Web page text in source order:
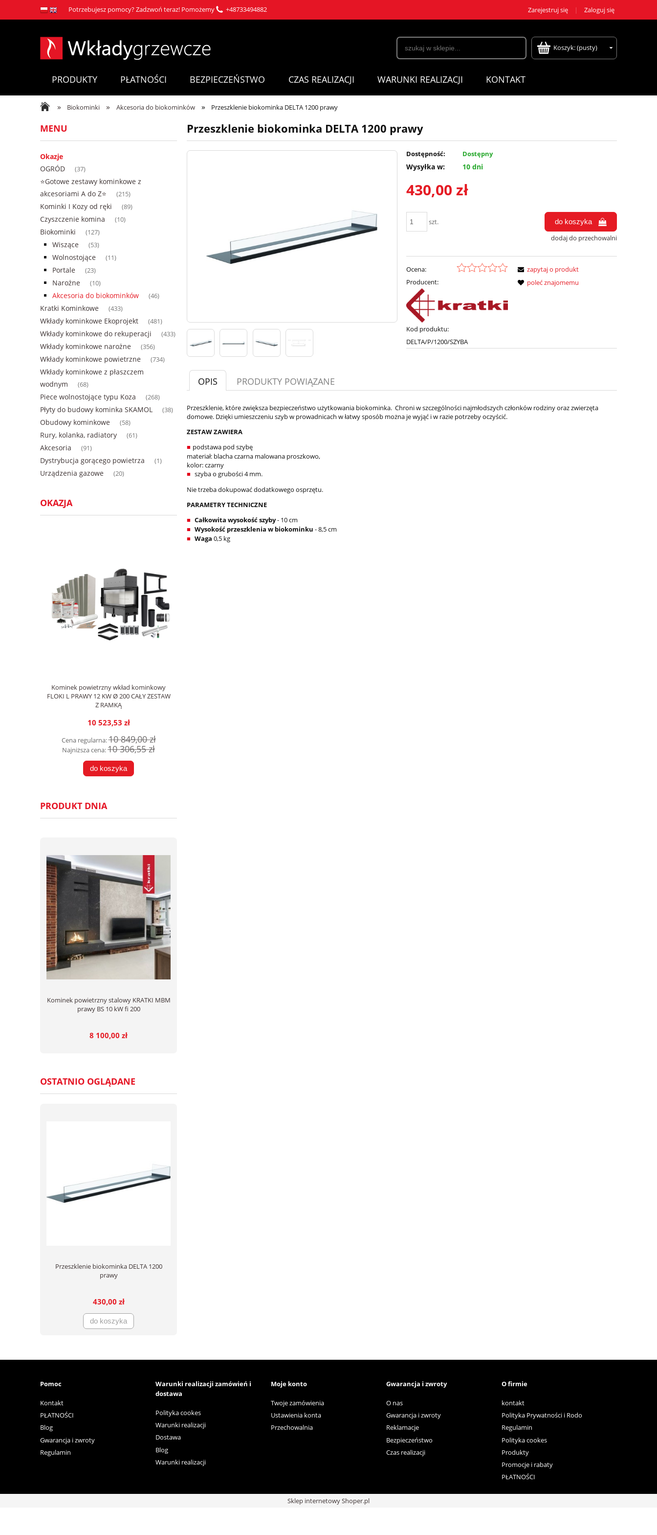
Potrzebujesz pomocy? Zadzwoń teraz! Pomożemy +48733494882 Zarejestruj się Zaloguj się
Koszyk:(pusty)
PRODUKTY PŁATNOŚCI BEZPIECZEŃSTWO CZAS REALIZACJI WARUNKI REALIZACJI KONTAKT
» Biokominki » Akcesoria do biokominków » Przeszklenie biokominka DELTA 1200 prawy
MENU
Okazje
OGRÓD
(37)
⭐Gotowe zestawy kominkowe z
akcesoriami A do Z⭐
(215)
Kominki I Kozy od ręki (89)
Czyszczenie komina (10)
Biokominki (127)
Wiszące (53)
Wolnostojące (11)
Portale (23)
Narożne (10)
Akcesoria do biokominków (46)
Kratki Kominkowe (433)
Wkłady kominkowe Ekoprojekt (481)
Wkłady kominkowe do rekuperacji (433)
Wkłady kominkowe narożne (356)
Wkłady kominkowe powietrzne (734)
Wkłady kominkowe z płaszczem
wodnym
(68)
Piece wolnostojące typu Koza (268)
Płyty do budowy kominka SKAMOL (38)
Obudowy kominkowe (58)
Rury, kolanka, radiatory (61)
Akcesoria (91)
Dystrybucja gorącego powietrza (1)
Urządzenia gazowe (20)
OKAZJA
Kominek powietrzny wkład kominkowy
FLOKI L PRAWY 12 KW Ø 200 CAŁY ZESTAW
Z RAMKĄ
10 523,53 zł
Cena regularna:10 849,00 zł
Najniższa cena:10 306,55 zł
do koszyka
PRODUKT DNIA
Kominek powietrzny stalowy KRATKI MBM
prawy BS 10 kW fi 200
8 100,00 zł
OSTATNIO OGLĄDANE
Przeszklenie biokominka DELTA 1200
prawy
430,00 zł
do koszyka
Przeszklenie biokominka DELTA 1200 prawy
Dostępność: Dostępny
Wysyłka w: 10 dni
430,00 zł
szt. do koszyka
dodaj do przechowalni
Ocena:
Producent:
Kod produktu:
DELTA/P/1200/SZYBA
zapytaj o produkt
poleć znajomemu
OPIS PRODUKTY POWIĄZANE
Przeszklenie, które zwiększa bezpieczeństwo użytkowania biokominka. Chroni w szczególności najmłodszych członków rodziny oraz zwierzęta
domowe. Dzięki umieszczeniu szyb w prowadnicach w łatwy sposób można je wyjąć i w razie potrzeby oczyścić.
ZESTAW ZAWIERA
■ podstawa pod szybę
materiał: blacha czarna malowana proszkowo,
kolor: czarny
■ szyba o grubości 4 mm.
Nie trzeba dokupować dodatkowego osprzętu.
PARAMETRY TECHNICZNE
■ Całkowita wysokość szyby- 10 cm
■ Wysokość przeszklenia w biokominku - 8,5 cm
■ Waga 0,5 kg
Pomoc
Kontakt
PŁATNOŚCI
Blog
Gwarancja i zwroty
Regulamin
Warunki realizacji zamówień i
dostawa
Polityka cookes
Warunki realizacji
Dostawa
Blog
Warunki realizacji
Moje konto
Twoje zamówienia
Ustawienia konta
Przechowalnia
Gwarancja i zwroty
O nas
Gwarancja i zwroty
Reklamacje
Bezpieczeństwo
Czas realizacji
O firmie
kontakt
Polityka Prywatności i Rodo
Regulamin
Polityka cookes
Produkty
Promocje i rabaty
PŁATNOŚCI
Sklep internetowy Shoper.pl